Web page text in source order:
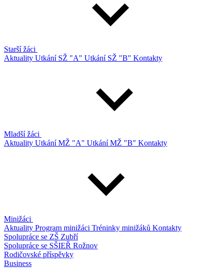
Starší žáci
Aktuality Utkání SŽ "A" Utkání SŽ "B" Kontakty
Mladší žáci
Aktuality Utkání MŽ "A" Utkání MŽ "B" Kontakty
Minižáci
Aktuality Program minižáci Tréninky minižáků Kontakty
Spolupráce se ZŠ Zubří
Spolupráce se SŠIEŘ Rožnov
Rodičovské příspěvky
Business